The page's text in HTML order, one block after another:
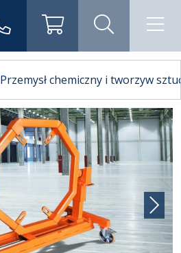
Przemysł chemiczny i tworzyw